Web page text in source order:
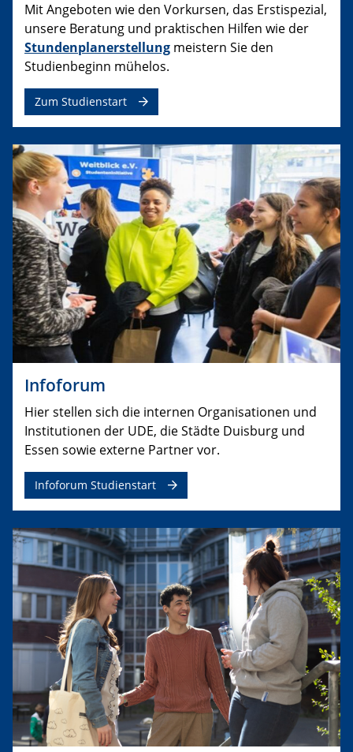
Mit Angeboten wie den Vorkursen, das Erstispezial,
unsere Beratung und praktischen Hilfen wie der
Stundenplanerstellung meistern Sie den
Studienbeginn mühelos.
Zum Studienstart
Infoforum
Hier stellen sich die internen Organisationen und
Institutionen der UDE, die Städte Duisburg und
Essen sowie externe Partner vor.
Infoforum Studienstart